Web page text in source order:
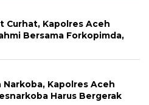
Curhat, Kapolres Aceh
Bersama Forkopimda,
Kapolres Aceh
Harus Bergerak